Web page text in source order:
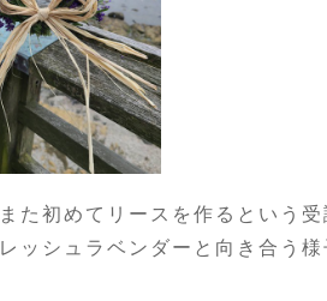
た初めてリースを作るという
ッシュラベンダーと向き合う